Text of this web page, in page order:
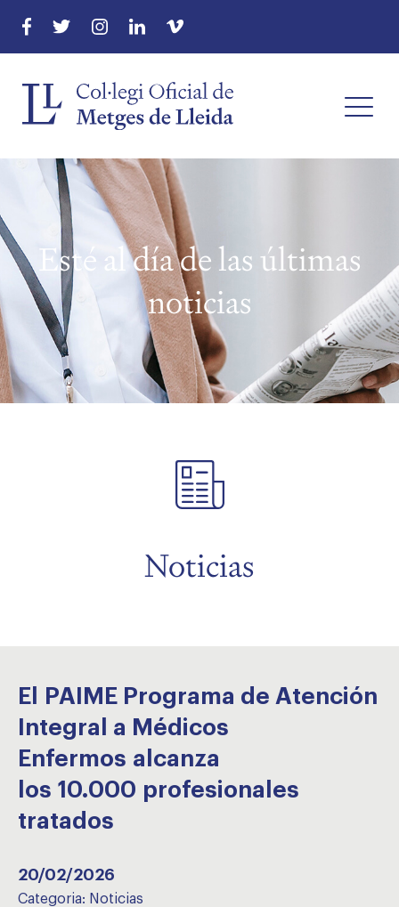
Esté al día de las últimas
noticias
Noticias
El PAIME Programa de Atención
Integral a Médicos
Enfermos alcanza
los 10.000 profesionales
tratados
20/02/2026
Categoria: Noticias